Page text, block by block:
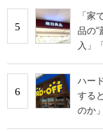
企業向けIT製品の
IT製品の技術・比
モノづくり技術
エレクトロニク
5
「家
品の
入」
6
ハー
する
のか